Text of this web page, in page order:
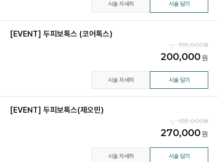
시술 자세히 시술 담기
[EVENT] 두피보톡스 (코어톡스)
399,000
200,000
시술 자세히 시술 담기
[EVENT] 두피보톡스(제오민)
539,000
270,000
시술 자세히 시술 담기